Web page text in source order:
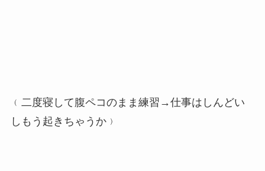
﹙二度寝して腹ペコのまま練習→仕事はしんどい
しもう起きちゃうか﹚